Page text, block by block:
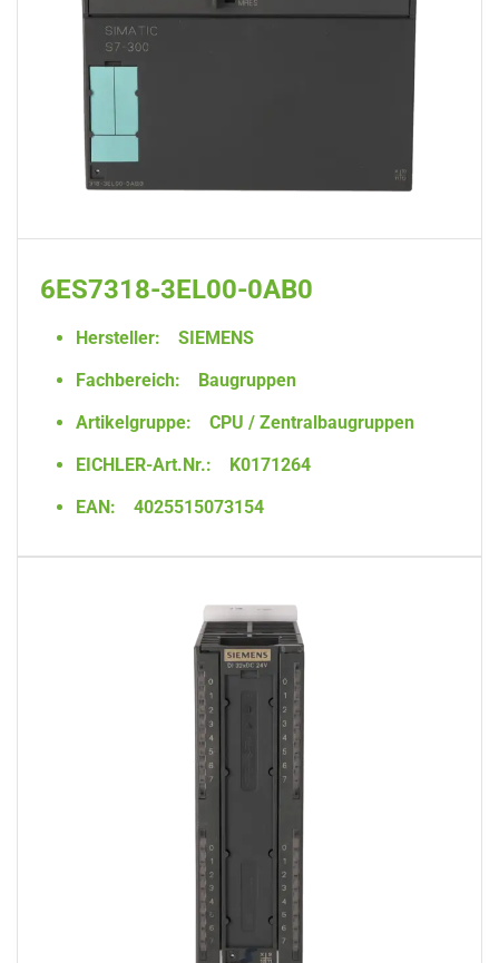
6ES7318-3EL00-0AB0
Hersteller:
SIEMENS
Fachbereich:
Baugruppen
Artikelgruppe:
CPU / Zentralbaugruppen
EICHLER-Art.Nr.:
K0171264
EAN:
4025515073154